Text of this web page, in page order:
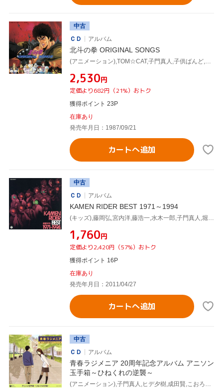
中古
ＣＤ
アルバム
北斗の拳 ORIGINAL SONGS
¥2,530円
定価より682円（21%）おトク
獲得ポイント 23P
在庫あり
発売年月日：1987/09/21
カートへ追加
中古
ＣＤ
アルバム
KAMEN RIDER BEST 1971～1994
¥1,760円
定価より2,420円（57%）おトク
獲得ポイント 16P
在庫あり
発売年月日：2011/04/27
カートへ追加
中古
ＣＤ
アルバム
青春ラジメニア 20周年記念アルバム アニソン
玉手箱～ひねくれの逆襲～